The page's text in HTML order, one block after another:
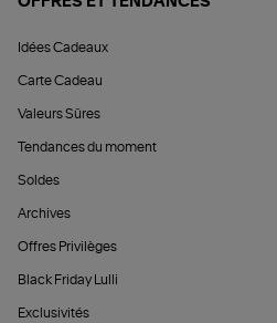
Idées Cadeaux
Carte Cadeau
Valeurs Sûres
Tendances du moment
Soldes
Archives
Offres Privilèges
Black Friday Lulli
Exclusivités